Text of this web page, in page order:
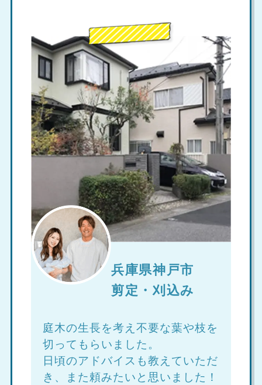
兵庫県神戸市
剪定・刈込み
庭木の生長を考え不要な葉や枝を
切ってもらいました。
日頃のアドバイスも教えていただ
き、また頼みたいと思いました！